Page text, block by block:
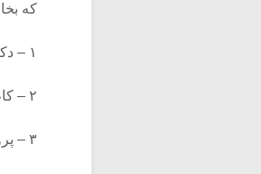
که
۱ – دکتر محمد حسین ادیب «وزیر اسبق بهداری».
۲ – کاظمی «وزیر اسبق امور خارجه».
۳ – پروفسور منوچهر وارسته «استاد دانشگاه جنگ».